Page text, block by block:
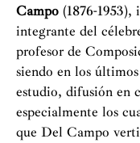
Campo (1876-
integrante del
profesor de
siendo en los
estudio, difusión en
especialmente los
que Del Campo